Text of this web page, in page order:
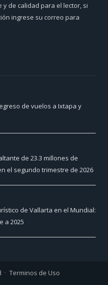
de calidad para el lector, si
ingrese su correo para
de vuelos a Ixtapa y
de 23.3 millones de
el segundo trimestre de 2026
de Vallarta en el Mundial:
a 2025
Terminos de Uso